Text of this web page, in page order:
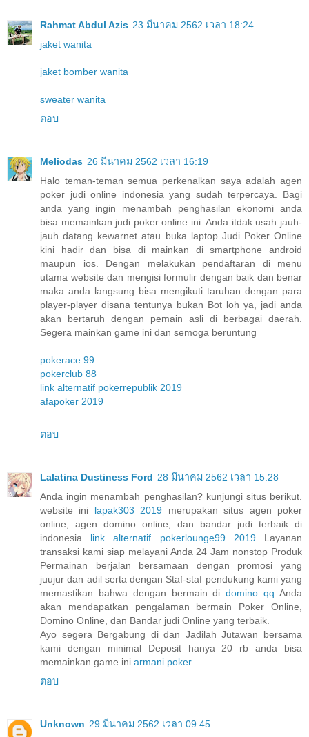
Rahmat Abdul Azis 23 มีนาคม 2562 เวลา 18:24
jaket wanita
jaket bomber wanita
sweater wanita
ตอบ
Meliodas 26 มีนาคม 2562 เวลา 16:19
Halo teman-teman semua perkenalkan saya adalah agen
poker judi online indonesia yang sudah terpercaya. Bagi
anda yang ingin menambah penghasilan ekonomi anda
bisa memainkan judi poker online ini. Anda itdak usah jauh-
jauh datang kewarnet atau buka laptop Judi Poker Online
kini hadir dan bisa di mainkan di smartphone android
maupun ios. Dengan melakukan pendaftaran di menu
utama website dan mengisi formulir dengan baik dan benar
maka anda langsung bisa mengikuti taruhan dengan para
player-player disana tentunya bukan Bot loh ya, jadi anda
akan bertaruh dengan pemain asli di berbagai daerah.
Segera mainkan game ini dan semoga beruntung
pokerace 99
pokerclub 88
link alternatif pokerrepublik 2019
afapoker 2019
ตอบ
Lalatina Dustiness Ford 28 มีนาคม 2562 เวลา 15:28
Anda ingin menambah penghasilan? kunjungi situs berikut.
website ini lapak303 2019 merupakan situs agen poker
online, agen domino online, dan bandar judi terbaik di
indonesia link alternatif pokerlounge99 2019Layanan
transaksi kami siap melayani Anda 24 Jam nonstop Produk
Permainan berjalan bersamaan dengan promosi yang
juujur dan adil serta dengan Staf-staf pendukung kami yang
memastikan bahwa dengan bermain didomino qq Anda
akan mendapatkan pengalaman bermain Poker Online,
Domino Online, dan Bandar judi Online yang terbaik.
Ayo segera Bergabung di dan Jadilah Jutawan bersama
kami dengan minimal Deposit hanya 20 rb anda bisa
memainkan game ini armani poker
ตอบ
Unknown 29 มีนาคม 2562 เวลา 09:45